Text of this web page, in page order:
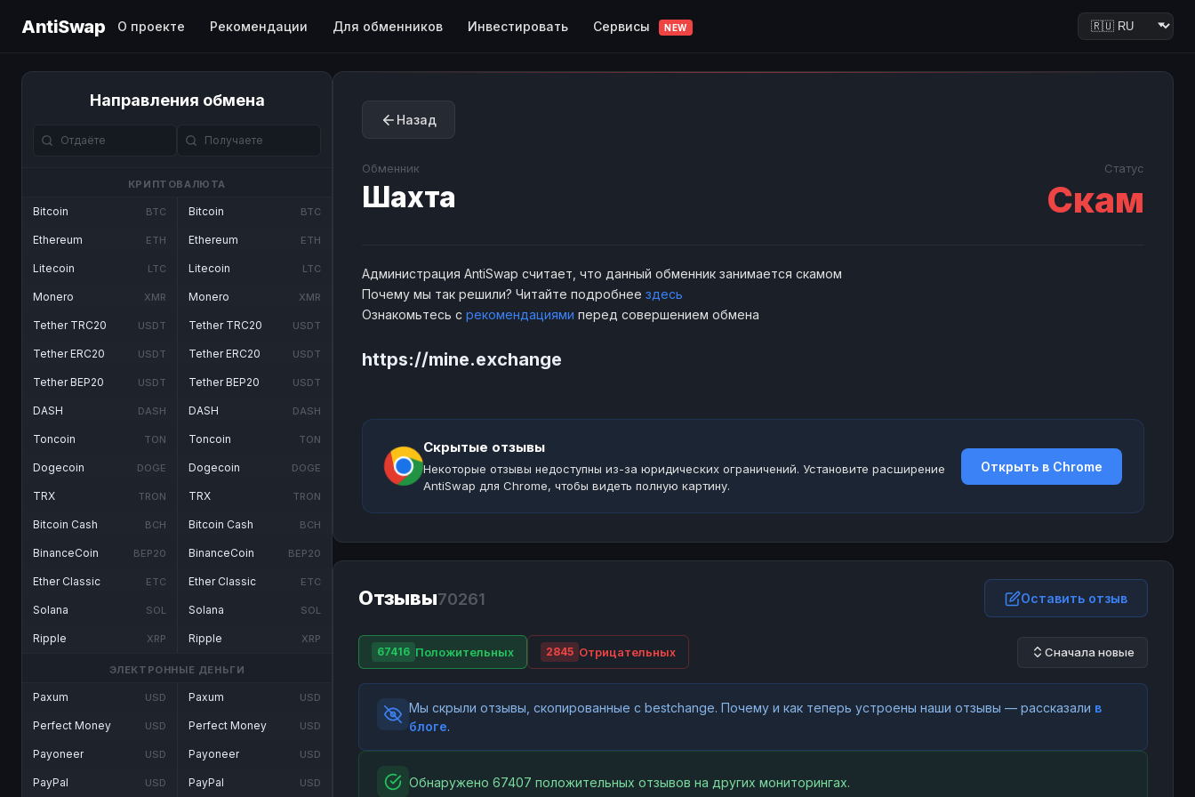
AntiSwap О проекте Рекомендации Для обменников Инвестировать Сервисы NEW
Направления обмена
КРИПТОВАЛЮТА
Bitcoin BTC
Ethereum ETH
Litecoin LTC
Monero XMR
Tether TRC20 USDT
Tether ERC20 USDT
Tether BEP20 USDT
DASH DASH
Toncoin TON
Dogecoin DOGE
TRX TRON
Bitcoin Cash BCH
BinanceCoin BEP20
Ether Classic ETC
Solana SOL
Ripple XRP
Bitcoin BTC
Ethereum ETH
Litecoin LTC
Monero XMR
Tether TRC20 USDT
Tether ERC20 USDT
Tether BEP20 USDT
DASH DASH
Toncoin TON
Dogecoin DOGE
TRX TRON
Bitcoin Cash BCH
BinanceCoin BEP20
Ether Classic ETC
Solana SOL
Ripple XRP
ЭЛЕКТРОННЫЕ ДЕНЬГИ
Paxum USD
Perfect Money USD
Payoneer USD
PayPal USD
Paxum USD
Perfect Money USD
Payoneer USD
PayPal USD
Назад
Обменник
Шахта
Статус
Скам
Администрация AntiSwap считает, что данный обменник занимается скамом
Почему мы так решили? Читайте подробнее здесь
Ознакомьтесь с рекомендациями перед совершением обмена
https://mine.exchange
Скрытые отзывы
Некоторые отзывы недоступны из-за юридических ограничений. Установите расширение
AntiSwap для Chrome, чтобы видеть полную картину.
Открыть в Chrome
Отзывы70261 Оставить отзыв
67416 Положительных 2845 Отрицательных Сначала новые
Мы скрыли отзывы, скопированные с bestchange. Почему и как теперь устроены наши отзывы — рассказали в
блоге.
Обнаружено 67407 положительных отзывов на других мониторингах.